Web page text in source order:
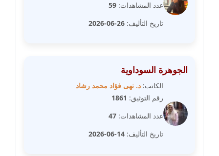
مدونة داليا نور
مدونة دعاء الجابي
مدونة دعاء الشاهد
عدد المشاهدات: 59
تاريخ التأليف: 26-06-2026
الجوهرة السوداوية
الكاتب: د. نهى فؤاد محمد رشاد
رقم التوثيق: 1861
عدد المشاهدات: 47
تاريخ التأليف: 14-06-2026